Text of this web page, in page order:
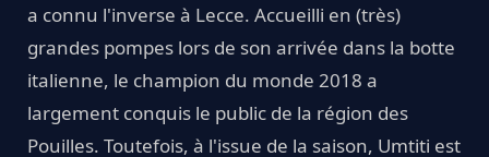
a connu l'inverse à Lecce. Accueilli en (très)
grandes pompes lors de son arrivée dans la botte
italienne, le champion du monde 2018 a
largement conquis le public de la région des
Pouilles. Toutefois, à l'issue de la saison, Umtiti est